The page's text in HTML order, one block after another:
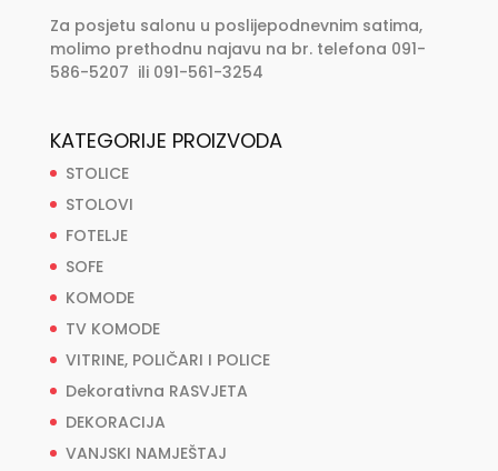
Za posjetu salonu u poslijepodnevnim satima,
molimo prethodnu najavu na br. telefona 091-
586-5207 ili 091-561-3254
KATEGORIJE PROIZVODA
STOLICE
STOLOVI
FOTELJE
SOFE
KOMODE
TV KOMODE
VITRINE, POLIČARI I POLICE
Dekorativna RASVJETA
DEKORACIJA
VANJSKI NAMJEŠTAJ